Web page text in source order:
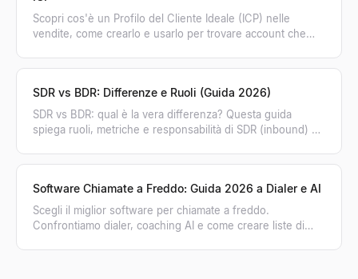
Scopri cos'è un Profilo del Cliente Ideale (ICP) nelle
vendite, come crearlo e usarlo per trovare account che
SDR vs BDR: Differenze e Ruoli (Guida 2026)
SDR vs BDR: qual è la vera differenza? Questa guida
spiega ruoli, metriche e responsabilità di SDR (inbound) e
Software Chiamate a Freddo: Guida 2026 a Dialer e AI
Scegli il miglior software per chiamate a freddo.
Confrontiamo dialer, coaching AI e come creare liste di